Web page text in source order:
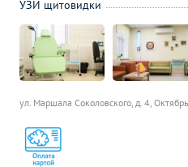
ул. Маршала Соколовского, д. 4,
УЗИ щитовидки